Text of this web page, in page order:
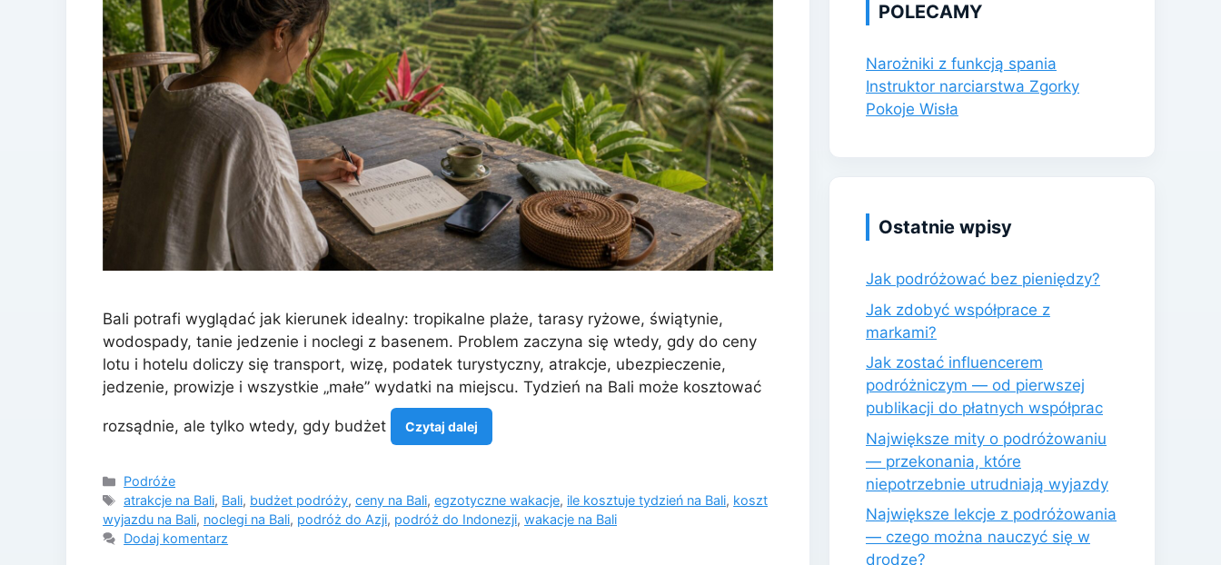
Bali potrafi wyglądać jak kierunek idealny: tropikalne plaże, tarasy ryżowe, świątynie,
wodospady, tanie jedzenie i noclegi z basenem. Problem zaczyna się wtedy, gdy do ceny
lotu i hotelu doliczy się transport, wizę, podatek turystyczny, atrakcje, ubezpieczenie,
jedzenie, prowizje i wszystkie „małe” wydatki na miejscu. Tydzień na Bali może kosztować
rozsądnie, ale tylko wtedy, gdy budżet Czytaj dalej
Kategorie
Podróże
Tagi
atrakcje na Bali, Bali, budżet podróży,ceny na Bali,egzotyczne wakacje, ile kosztuje tydzień na Bali, koszt
wyjazdu na Bali, noclegi na Bali, podróż do Azji, podróż do Indonezji, wakacje na Bali
Dodaj komentarz
POLECAMY
Narożniki z funkcją spania
Instruktor narciarstwa Zgorky
Pokoje Wisła
Ostatnie wpisy
Jak podróżować bez pieniędzy?
Jak zdobyć współprace z
markami?
Jak zostać influencerem
podróżniczym — od pierwszej
publikacji do płatnych współprac
Największe mity o podróżowaniu
— przekonania, które
niepotrzebnie utrudniają wyjazdy
Największe lekcje z podróżowania
— czego można nauczyć się w
drodze?